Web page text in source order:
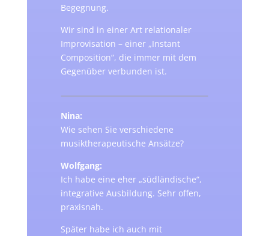
Begegnung.
Wir sind in einer Art relationaler
Improvisation – einer „Instant
Composition“, die immer mit dem
Gegenüber verbunden ist.
Nina:
Wie sehen Sie verschiedene
musiktherapeutische Ansätze?
Wolfgang:
Ich habe eine eher „südländische“,
integrative Ausbildung. Sehr offen,
praxisnah.
Später habe ich auch mit